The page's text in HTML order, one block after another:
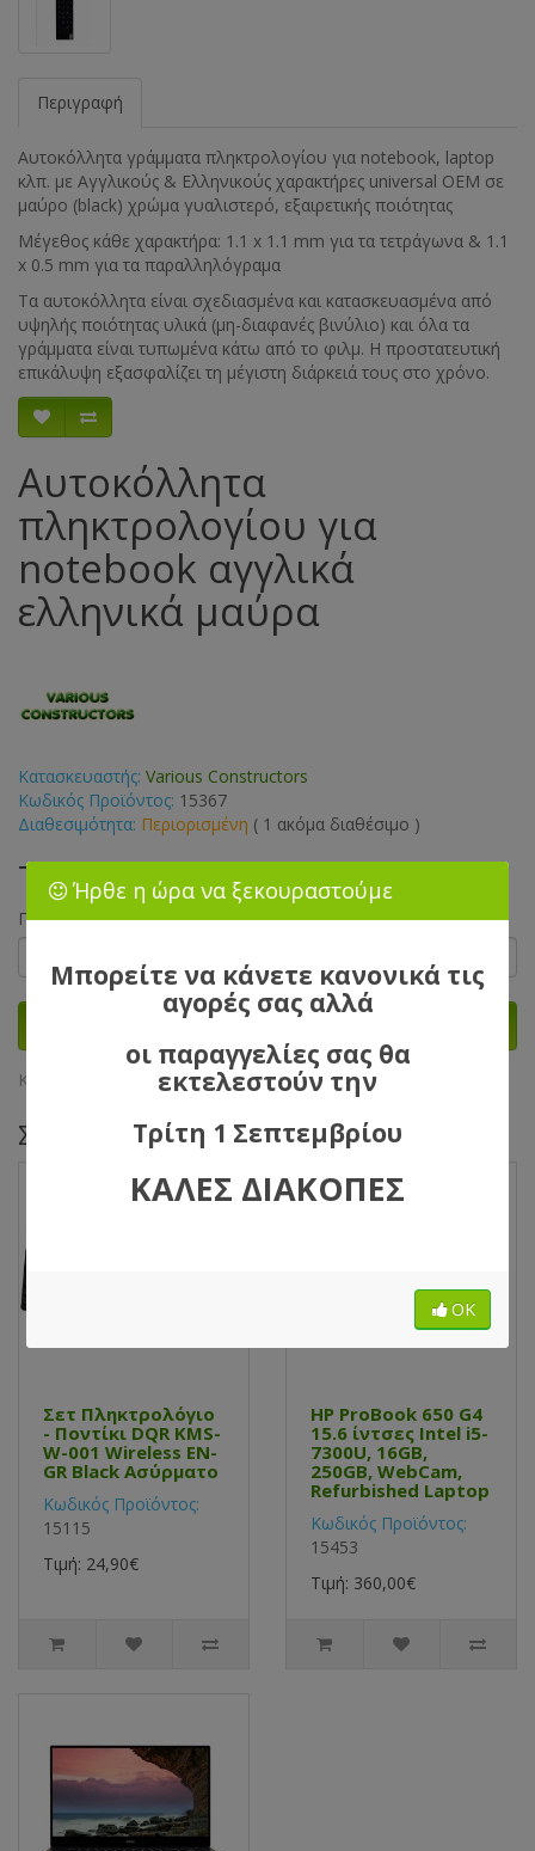
Περιγραφή
Αυτοκόλλητα γράμματα πληκτρολογίου για notebook, laptop
κλπ. με Αγγλικούς & Ελληνικούς χαρακτήρες universal ΟΕΜ σε
μαύρο (black) χρώμα γυαλιστερό, εξαιρετικής ποιότητας
Μέγεθος κάθε χαρακτήρα: 1.1 x 1.1 mm για τα τετράγωνα & 1.1
x 0.5 mm για τα παραλληλόγραμα
Τα αυτοκόλλητα είναι σχεδιασμένα και κατασκευασμένα από
υψηλής ποιότητας υλικά (μη-διαφανές βινύλιο) και όλα τα
γράμματα είναι τυπωμένα κάτω από το φιλμ. Η προστατευτική
επικάλυψη εξασφαλίζει τη μέγιστη διάρκειά τους στο χρόνο.
Αυτοκόλλητα
πληκτρολογίου για
notebook αγγλικά
ελληνικά μαύρα
Κατασκευαστής: Various Constructors
Κωδικός Προϊόντος: 15367
Διαθεσιμότητα: Περιορισμένη ( 1 ακόμα διαθέσιμο )
Τιμή: 3,60€
Ποσότητα
Κοινοποιήστε
Σχετικά Προϊόντα
Σετ Πληκτρολόγιο
- Ποντίκι DQR KMS-
W-001 Wireless EN-
GR Black Ασύρματο
Κωδικός Προϊόντος:
15115
Τιμή: 24,90€
HP ProBook 650 G4
15.6 ίντσες Intel i5-
7300U, 16GB,
250GB, WebCam,
Refurbished Laptop
Κωδικός Προϊόντος:
15453
Τιμή: 360,00€
Ήρθε η ώρα να ξεκουραστούμε
Μπορείτε να κάνετε κανονικά τις
αγορές σας αλλά
οι παραγγελίες σας θα
εκτελεστούν την
Τρίτη 1 Σεπτεμβρίου
ΚΑΛΕΣ ΔΙΑΚΟΠΕΣ
ΟΚ